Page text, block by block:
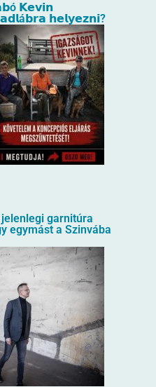
𝗞𝗲𝘃𝗶𝗻
𝗵𝗲𝗹𝘆𝗲𝘇𝗻𝗶?
garnitúra
egymást a Szinvába